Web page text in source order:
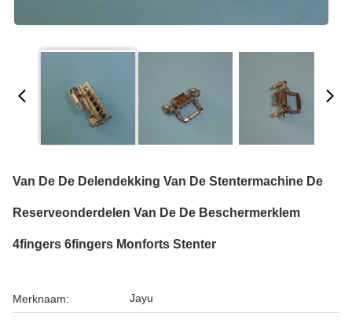
Van De De Delendekking Van De Stentermachine De
Reserveonderdelen Van De De Beschermerklem
4fingers 6fingers Monforts Stenter
Merknaam: Jayu